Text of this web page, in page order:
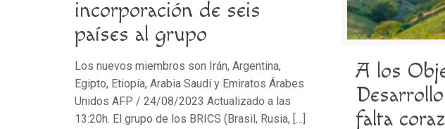
incorporación de seis
países al grupo
Los nuevos miembros son Irán, Argentina,
Egipto, Etiopía, Arabia Saudí y Emiratos Árabes
Unidos AFP / 24/08/2023 Actualizado a las
13:20h. El grupo de los BRICS (Brasil, Rusia, […]
A los
falta